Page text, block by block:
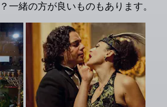
一緒の方が良いものもあります。